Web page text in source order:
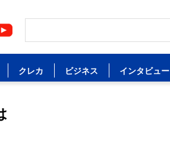
クレカ ビジネス インタビュー